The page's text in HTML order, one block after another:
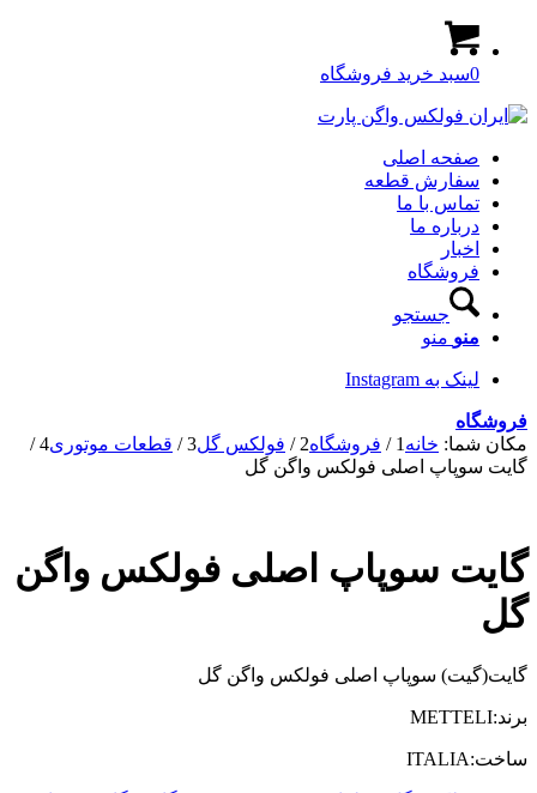
0سبد خرید فروشگاه
صفحه اصلی
سفارش قطعه
تماس با ما
درباره ما
اخبار
فروشگاه
جستجو
منو منو
لینک به Instagram
فروشگاه
مکان شما: خانه 1
/ فروشگاه2
/ فولکس گل3
/ قطعات موتوری4
/
گایت سوپاپ اصلی فولکس واگن گل
گایت سوپاپ اصلی فولکس واگن
گل
گایت(گیت) سوپاپ اصلی فولکس واگن گل
برند:METTELI
ساخت:ITALIA